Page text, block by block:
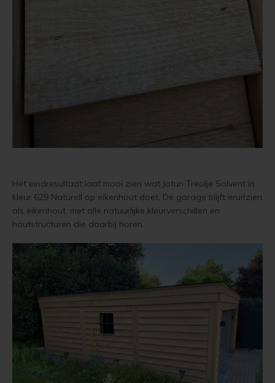
Het eindresultaat laat mooi zien wat Jotun Treolje Solvent in
kleur 629 Naturell op eikenhout doet. De garage blijft eruitzien
als eikenhout, met alle natuurlijke kleurverschillen en
houtstructuren die daarbij horen.